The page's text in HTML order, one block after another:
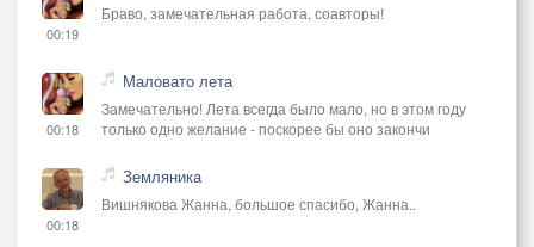
00:19
Браво, замечательная работа, соавторы!
00:18
Маловато лета
Замечательно! Лета всегда было мало, но в этом году
только одно желание - поскорее бы оно закончи
00:18
Земляника
Вишнякова Жанна, большое спасибо, Жанна..